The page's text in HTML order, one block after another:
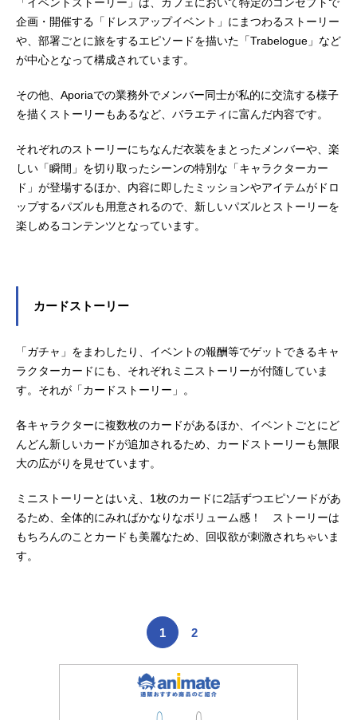
企画・開催する「ドレスアップイベント」にまつわるストーリー
や、部署ごとに旅をするエピソードを描いた「Trabelogue」など
が中心となって構成されています。
その他、Aporiaでの業務外でメンバー同士が私的に交流する様子
を描くストーリーもあるなど、バラエティに富んだ内容です。
それぞれのストーリーにちなんだ衣装をまとったメンバーや、楽
しい「瞬間」を切り取ったシーンの特別な「キャラクターカー
ド」が登場するほか、内容に即したミッションやアイテムがドロ
ップするパズルも用意されるので、新しいパズルとストーリーを
楽しめるコンテンツとなっています。
カードストーリー
「ガチャ」をまわしたり、イベントの報酬等でゲットできるキャ
ラクターカードにも、それぞれミニストーリーが付随していま
す。それが「カードストーリー」。
各キャラクターに複数枚のカードがあるほか、イベントごとにど
んどん新しいカードが追加されるため、カードストーリーも無限
大の広がりを見せています。
ミニストーリーとはいえ、1枚のカードに2話ずつエピソードがあ
るため、全体的にみればかなりなボリューム感！ ストーリーは
もちろんのことカードも美麗なため、回収欲が刺激されちゃいま
す。
1 2